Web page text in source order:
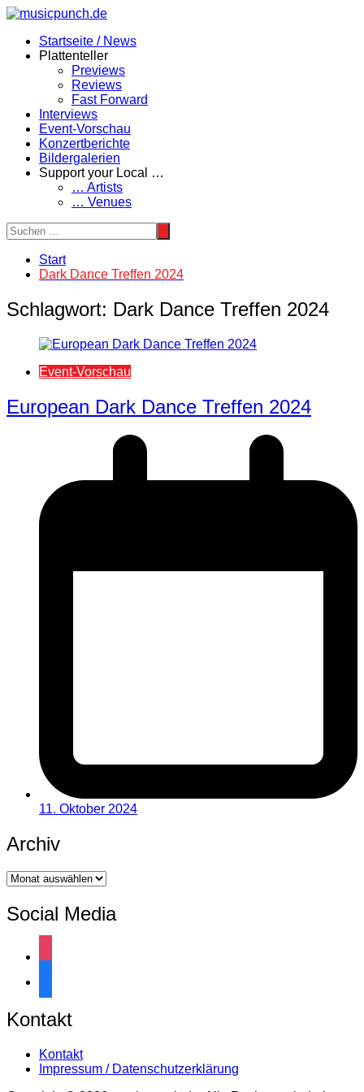
Zum
springenStartseite / News
Plattenteller
Previews
Reviews
Fast Forward
Interviews
Event-Vorschau
Konzertberichte
Bildergalerien
Support your Local …
… Artists
… Venues
Start
Dark Dance Treffen 2024
Schlagwort: Dark Dance Treffen 2024
Event-Vorschau
European Dark Dance Treffen 2024
11. Oktober 2024
Archiv
Archiv
Social Media
Kontakt
Kontakt
Impressum / Datenschutzerklärung